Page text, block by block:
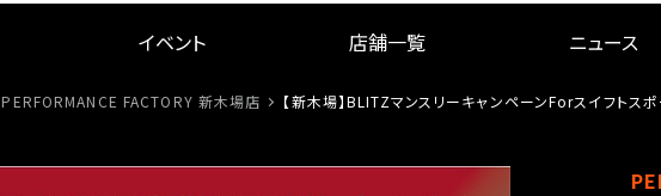
イベント 店舗一覧 ニュース
PERFORMANCE FACTORY 新木場店 【新木場】BLITZマンスリーキャンペーンForスイフトス